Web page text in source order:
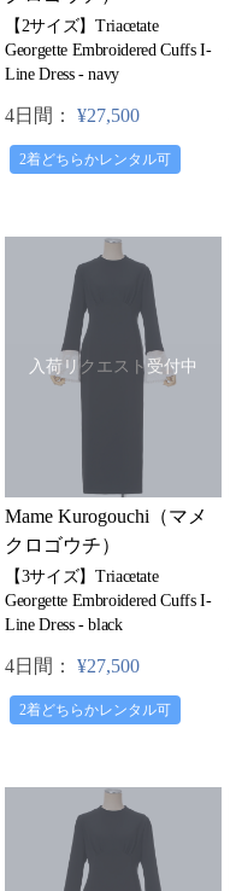
【2サイズ】Triacetate
Georgette Embroidered Cuffs I-
Line Dress - navy
4日間： ¥27,500
2着どちらかレンタル可
入荷リクエスト受付中
Mame Kurogouchi（マメ
クロゴウチ）
【3サイズ】Triacetate
Georgette Embroidered Cuffs I-
Line Dress - black
4日間： ¥27,500
2着どちらかレンタル可